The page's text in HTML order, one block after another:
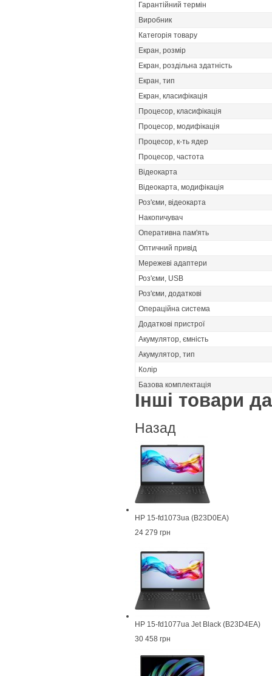
Гарантійний термін
Виробник
Категорія товару
Екран, розмір
Екран, роздільна здатність
Екран, тип
Екран, класифікація
Процесор, класифікація
Процесор, модифікація
Процесор, к-ть ядер
Процесор, частота
Відеокарта
Відеокарта, модифікація
Роз'єми, відеокарта
Накопичувач
Оперативна пам'ять
Оптичний привід
Мережеві адаптери
Роз'єми, USB
Роз'єми, додаткові
Операційна система
Додаткові пристрої
Акумулятор, ємність
Акумулятор, тип
Колір
Базова комплектація
Інші товари
Назад
HP 15-fd1073ua (B23D0EA)
24 279 грн
HP 15-fd1077ua Jet Black (B23D4EA)
30 458 грн